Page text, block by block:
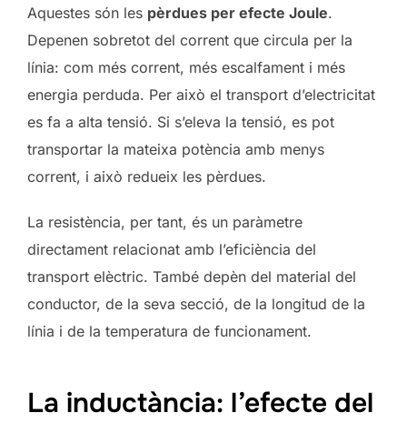
Aquestes són les pèrdues per efecte Joule.
Depenen sobretot del corrent que circula per la
línia: com més corrent, més escalfament i més
energia perduda. Per això el transport d’electricitat
es fa a alta tensió. Si s’eleva la tensió, es pot
transportar la mateixa potència amb menys
corrent, i això redueix les pèrdues.
La resistència, per tant, és un paràmetre
directament relacionat amb l’eficiència del
transport elèctric. També depèn del material del
conductor, de la seva secció, de la longitud de la
línia i de la temperatura de funcionament.
La inductància: l’efecte del